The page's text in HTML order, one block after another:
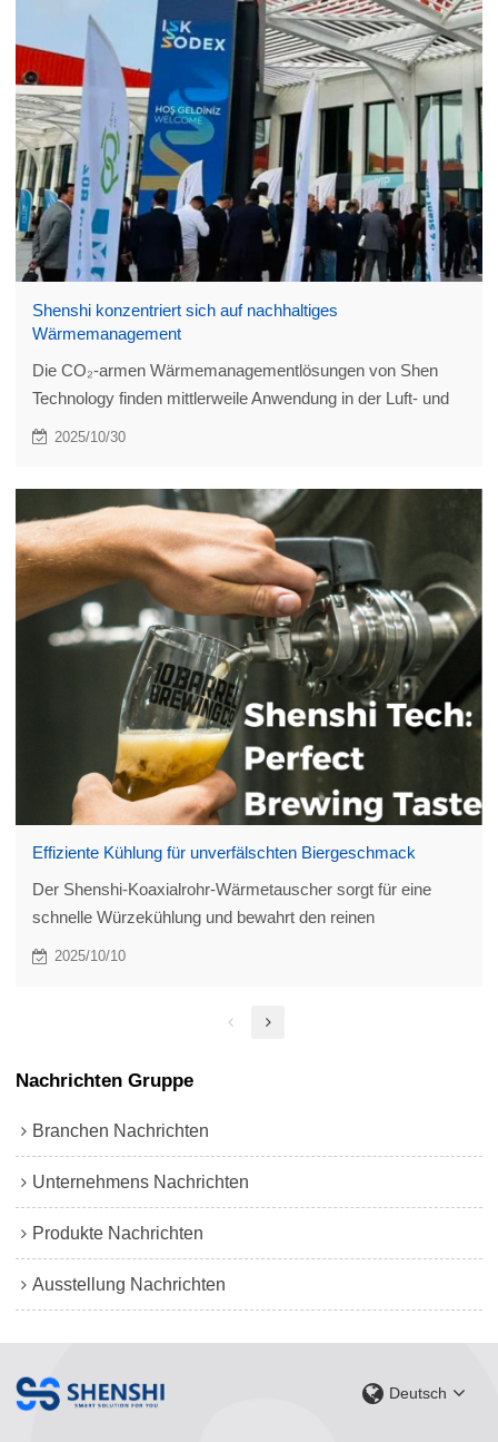
Shenshi konzentriert sich auf nachhaltiges
Wärmemanagement
Die CO₂-armen Wärmemanagementlösungen von Shen
Technology finden mittlerweile Anwendung in der Luft- und
Raumfahrt, auf Offshore-Schiffen, in der Wasserstoffenergie
entsprechend den Bedürfnissen globaler Kunden
weiterentwickeln.
2025/10/30
Effiziente Kühlung für unverfälschten Biergeschmack
Der Shenshi-Koaxialrohr-Wärmetauscher sorgt für eine
schnelle Würzekühlung und bewahrt den reinen
Biergeschmack durch die Unterdrückung von DMS. Dank
2025/10/10
Nachrichten Gruppe
Branchen Nachrichten
Unternehmens Nachrichten
Produkte Nachrichten
Ausstellung Nachrichten
Deutsch